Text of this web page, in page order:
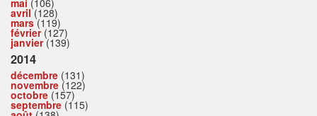
avril(128)
mars(119)
février(127)
janvier(139)
2014
décembre (131)
novembre (122)
octobre (157)
septembre (115)